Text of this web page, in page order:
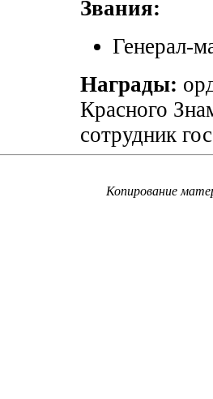
Звания:
Генерал-
Награды:
Красного
сотрудник
Копирование